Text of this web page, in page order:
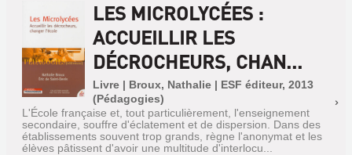
LES MICROLYCÉES :
ACCUEILLIR LES
DÉCROCHEURS, CHAN...
Livre | Broux, Nathalie | ESF éditeur, 2013
(Pédagogies)
L'École française et, tout particulièrement, l'enseignement
secondaire, souffre d'éclatement et de dispersion. Dans des
établissements souvent trop grands, règne l'anonymat et les
élèves pâtissent d'avoir une multitude d'interlocu...